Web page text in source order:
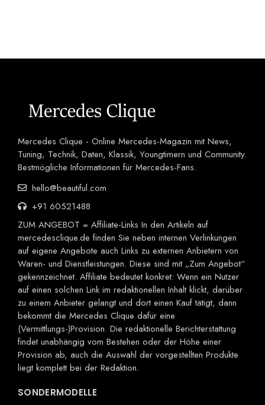
Mercedes Clique - Online Mercedes-Magazin mit News,
Tuning, Technik, Daten, Klassik, Youngtimern und Community.
Bestmögliche Informationen für Mercedes-Fans.
hello@beautiful.com
+91 60521488
ZUM ANGEBOT = Affiliate-Links In den Artikeln auf
mercedesclique.de finden Sie neben internen Verlinkungen
auf eigene Angebote auch Links zu externen Anbietern von
Waren- und Dienstleistungen. Diese sind mit „Zum Angebot“
gekennzeichnet. Affiliate bedeutet konkret: Wenn ein Nutzer
auf einen solchen Link im redaktionellen Inhalt klickt, darüber
zu einem Anbieter gelangt und dort einen Kauf tätigt, dann
bekommt die Mercedes Clique dafür eine
(Vermittlungs-)Provision. Die redaktionelle Berichterstattung
findet unabhängig vom Bestehen oder der Höhe einer
Provision ab, auch die Auswahl der vorgestellten Produkte
liegt komplett bei der Redaktion.
SONDERMODELLE